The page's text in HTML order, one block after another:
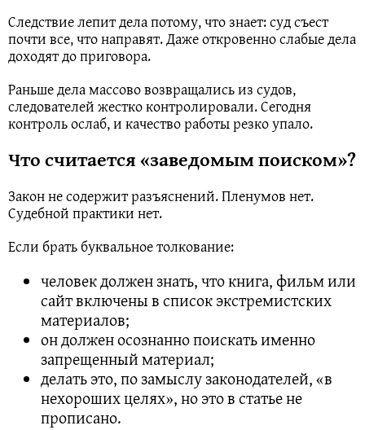
Следствие лепит дела потому, что знает: суд съест
почти все, что направят. Даже откровенно слабые дела
доходят до приговора.
Раньше дела массово возвращались из судов,
следователей жестко контролировали. Сегодня
контроль ослаб, и качество работы резко упало.
Что считается «заведомым поиском»?
Закон не содержит разъяснений. Пленумов нет.
Судебной практики нет.
Если брать буквальное толкование:
человек должен знать, что книга, фильм или
сайт включены в список экстремистских
материалов;
он должен осознанно поискать именно
запрещенный материал;
делать это, по замыслу законодателей, «в
нехороших целях», но это в статье не
прописано.